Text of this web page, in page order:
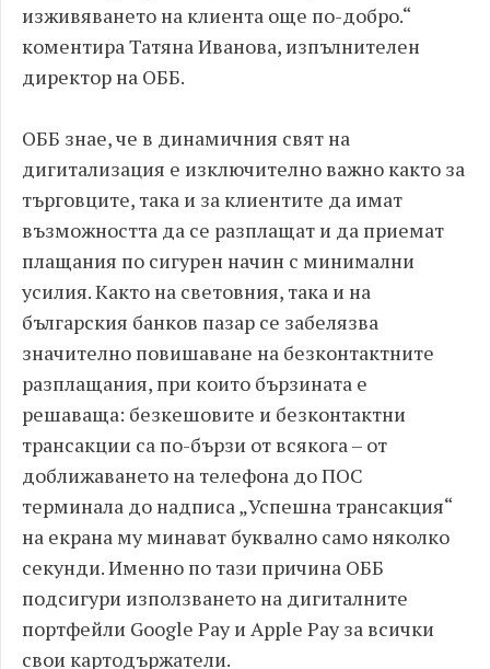
изживяването на клиента още по-добро.“
коментира Татяна Иванова, изпълнителен
директор на ОББ.
ОББ знае, че в динамичния свят на
дигитализация е изключително важно както за
търговците, така и за клиентите да имат
възможността да се разплащат и да приемат
плащания по сигурен начин с минимални
усилия. Както на световния, така и на
българския банков пазар се забелязва
значително повишаване на безконтактните
разплащания, при които бързината е
решаваща: безкешовите и безконтактни
трансакции са по-бързи от всякога – от
доближаването на телефона до ПОС
терминала до надписа „Успешна трансакция“
на екрана му минават буквално само няколко
секунди. Именно по тази причина ОББ
подсигури използването на дигиталните
портфейли Google Pay и Apple Pay за всички
свои картодържатели.